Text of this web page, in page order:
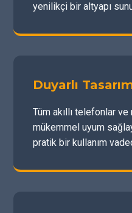
yenilikçi bir altyapı
Duyarlı
Tüm akıllı telefonlar
mükemmel uyum
pratik bir kullanım